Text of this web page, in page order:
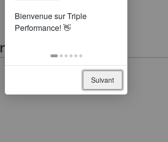
suivantes
Suivant